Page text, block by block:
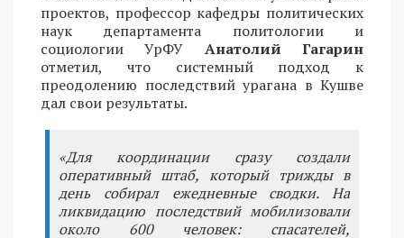
проектов, профессор кафедры политических
наук департамента политологии и
социологии УрФУ Анатолий Гагарин
отметил, что системный подход к
преодолению последствий урагана в Кушве
дал свои результаты.
«Для координации сразу создали
оперативный штаб, который трижды в
день собирал ежедневные сводки. На
ликвидацию последствий мобилизовали
около 600 человек: спасателей,